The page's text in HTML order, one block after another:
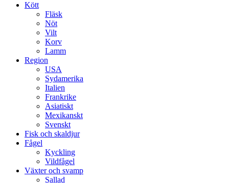
Kött
Fläsk
Nöt
Vilt
Korv
Lamm
Region
USA
Sydamerika
Italien
Frankrike
Asiatiskt
Mexikanskt
Svenskt
Fisk och skaldjur
Fågel
Kyckling
Vildfågel
Växter och svamp
Sallad